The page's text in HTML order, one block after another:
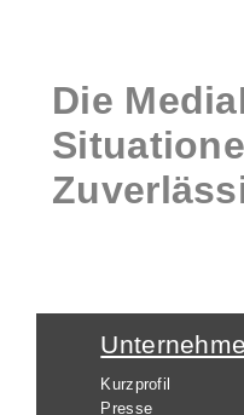
Die
Kurzprofil
Presse